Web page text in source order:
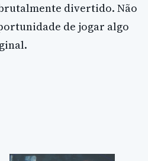
divertido. Não
de jogar algo